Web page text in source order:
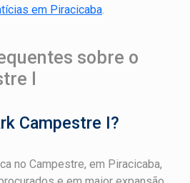
em Piracicaba.
sobre o
I
Campestre I?
no Campestre, em Piracicaba,